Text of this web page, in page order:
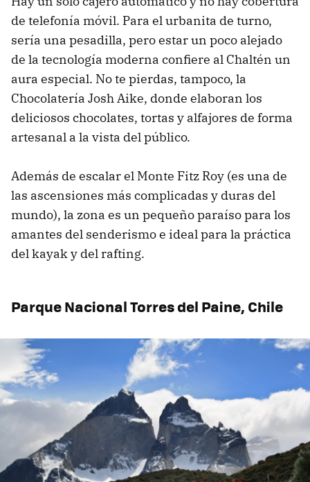
de telefonía móvil. Para el urbanita de turno,
sería una pesadilla, pero estar un poco alejado
de la tecnología moderna confiere al Chaltén un
aura especial. No te pierdas, tampoco, la
Chocolatería Josh Aike, donde elaboran los
deliciosos chocolates, tortas y alfajores de forma
artesanal a la vista del público.
Además de escalar el Monte Fitz Roy (es una de
las ascensiones más complicadas y duras del
mundo), la zona es un pequeño paraíso para los
amantes del senderismo e ideal para la práctica
del kayak y del rafting.
Parque Nacional Torres del Paine, Chile